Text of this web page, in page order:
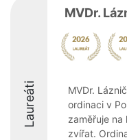
Laureáti
MVDr.
MVDr.
ordinaci v
zaměřuje
zvířat.